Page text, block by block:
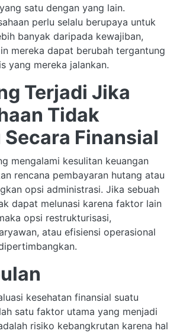
satu dengan yang lain.
perlu selalu berupaya untuk
banyak daripada kewajiban,
mereka dapat berubah tergantung
yang mereka jalankan.
Terjadi Jika
Tidak
Secara Finansial
mengalami kesulitan keuangan
rencana pembayaran hutang atau
opsi administrasi. Jika sebuah
dapat melunasi karena faktor lain
opsi restrukturisasi,
atau efisiensi operasional
kesehatan finansial suatu
satu faktor utama yang menjadi
risiko kebangkrutan karena hal